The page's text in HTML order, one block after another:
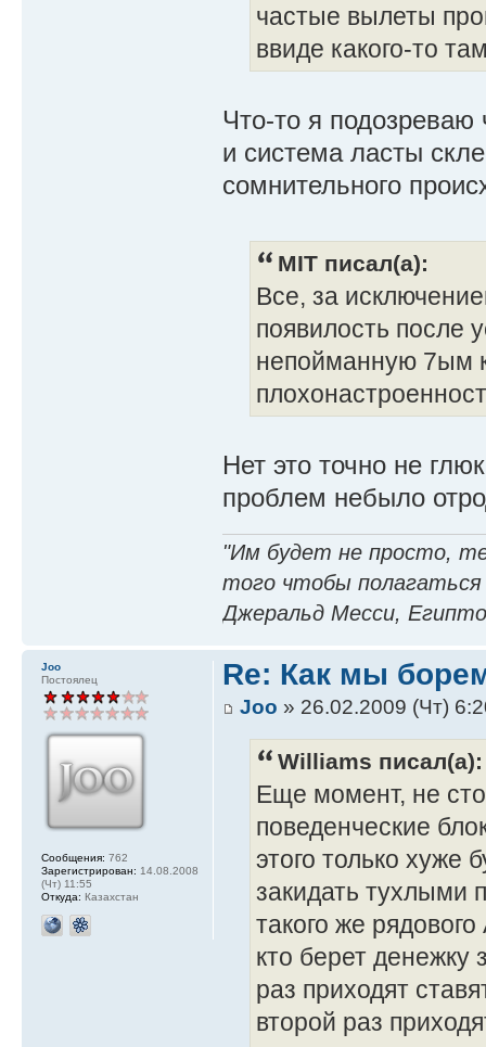
частые вылеты
ввиде какого-то
Что-то я подозреваю
и система ласты
сомнительного
MIT писал(а):
Все, за
появилость после
непойманную 7ым
Нет это точно не
проблем небыло
"Им будет не просто,
того чтобы
Джеральд Месси,
Joo
Постоялец
Сообщения: 762
Зарегистрирован: 14.08.2008
(Чт) 11:55
Откуда: Казахстан
Re: Как мы
Joo » 26.02.2009 (Чт)
Williams писал(а):
Еще момент, не
поведенческие
этого только хуже
закидать тухлыми
такого же
кто берет денежку
раз приходят
второй раз